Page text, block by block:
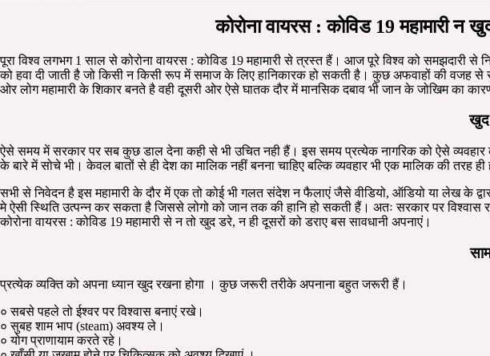
कोरोना वायरस : कोविड 19 महामारी
पूरा विश्व लगभग 1 साल से कोरोना वायरस : कोविड 19 महामारी से त्रस्त हैं। आज पूरे विश्व को समझदारी
को हवा दी जाती है जो किसी न किसी रूप में समाज के लिए हानिकारक हो सकती है। कुछ अफवाहों की वजह से
ओर लोग महामारी के शिकार बनते है वही दूसरी ओर ऐसे घातक दौर में मानसिक दबाव भी जान के जोखिम का
खुद
ऐसे समय में सरकार पर सब कुछ डाल देना कही से भी उचित नही हैं। इस समय प्रत्येक नागरिक को ऐसे व्यवहार
के बारे में सोचे भी। केवल बातों से ही देश का मालिक नहीं बनना चाहिए बल्कि व्यवहार भी एक मालिक की तरह ही
सभी से निवेदन है इस महामारी के दौर में एक तो कोई भी गलत संदेश न फैलाएं जैसे वीडियो, ऑडियो या लेख के
मे ऐसी स्थिति उत्पन्न कर सकता है जिससे लोगो को जान तक की हानि हो सकती हैं। अतः सरकार पर विश्वास
कोरोना वायरस : कोविड 19 महामारी से न तो खुद डरे, न ही दूसरों को डराए बस सावधानी अपनाएं।
प्रत्येक व्यक्ति को अपना ध्यान खुद रखना होगा । कुछ जरूरी तरीके अपनाना बहुत जरूरी हैं।
० सबसे पहले तो ईश्वर पर विश्वास बनाएं रखे।
० सुबह शाम भाप (steam) अवश्य ले।
० योग प्राणायाम करते रहे।